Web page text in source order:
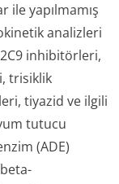
ile yapılmamış
analizleri
inhibitörleri,
trisiklik
tiyazid ve ilgili
tutucu
(ADE)